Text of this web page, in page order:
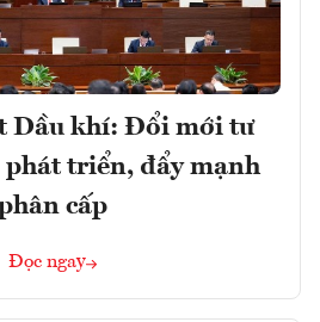
Dầu khí: Đổi mới tư
phát triển, đẩy mạnh
cấp
Đọc ngay